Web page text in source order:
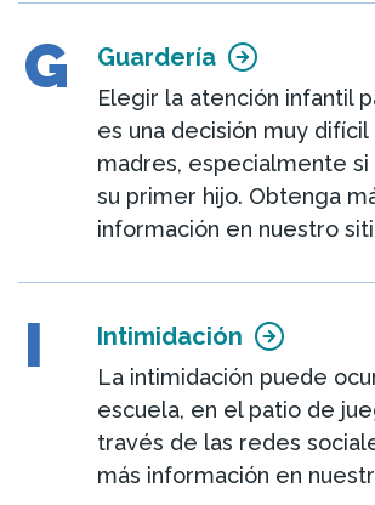
G Guardería
Elegir la atención infantil
es una decisión muy difícil
madres, especialmente
su primer hijo. Obtenga
información en nuestro
I Intimidación
La intimidación puede
escuela, en el patio de
través de las redes
más información en